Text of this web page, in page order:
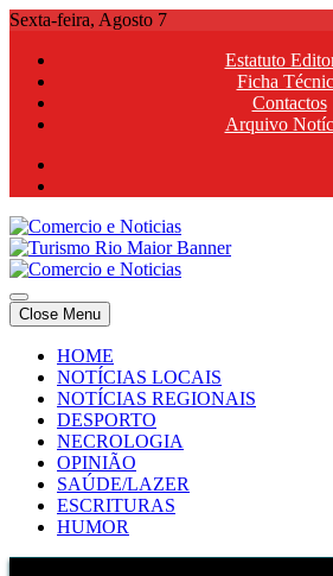
Skip
content
Sexta-feira, Agosto 7
Estatuto
Ficha
Contactos
Arquivo
Comercio e Noticias
Notícias e Publicidade Online
Comercio e Noticias
Notícias e Publicidade Online
Close Menu
HOME
NOTÍCIAS LOCAIS
NOTÍCIAS REGIONAIS
DESPORTO
NECROLOGIA
OPINIÃO
SAÚDE/LAZER
ESCRITURAS
HUMOR